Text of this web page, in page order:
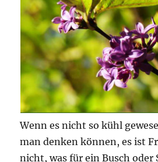
Wenn es nicht so kühl
man denken können, es ist
nicht, was für ein Busch oder